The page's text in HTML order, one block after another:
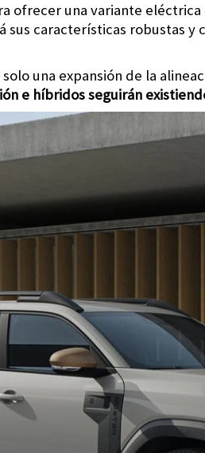
ofrecer una variante eléctrica
sus características robustas
una expansión de la
e híbridos seguirán